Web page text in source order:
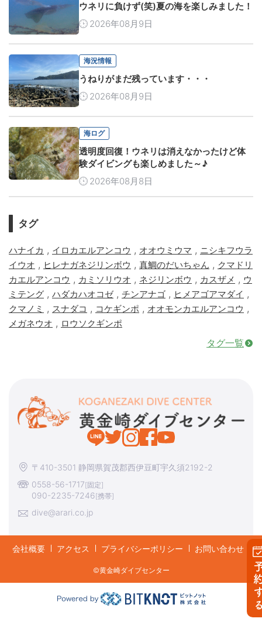
予
ウネリに負けず(笑)夏の海を楽しみました！
2026年08月9日
海況情報
うねりがまだ残っています・・・
2026年08月9日
海ログ
透明度回復！ウネリは消えなかったけど体
験ダイビングも楽しめました～♪
2026年08月8日
タグ
ハナイカ , イロカエルアンコウ , オオウミウマ , ニシキフウラ
イウオ , ヒレナガネジリンボウ , 真鯛のだいちゃん , クマドリ
カエルアンコウ , カミソリウオ , ネジリンボウ , カスザメ , ウ
ミテング , ハダカハオコゼ, チンアナゴ , ヒメアゴアマダイ ,
クマノミ , スナダコ , コケギンポ , オオモンカエルアンコウ ,
メガネウオ , ロウソクギンポ
タグ一覧
〒410-3501 静岡県賀茂郡西伊豆町宇久須2192-2
0558-56-1717[固定]
090-2235-7246[携帯]
dive@arari.co.jp
会社概要 アクセス プライバシーポリシー お問い合わせ
©︎黄金崎ダイブセンター